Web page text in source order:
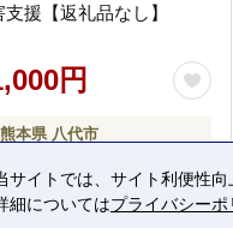
支援【返礼品なし】
円
熊本県 八代市
サイトでは、サイト利便性
細についてはプライバシーポ